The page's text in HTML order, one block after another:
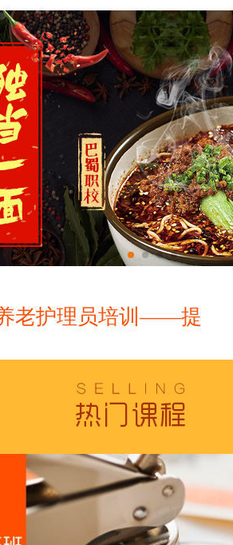
老护理员培训——提
二月：保持热爱，成
“emo”说拜拜！
浓端午情，欢乐“粽
个春天，以爱之名，
跟“emo”说拜拜！
浓端午情，欢乐“粽
这个春天，以爱之名，